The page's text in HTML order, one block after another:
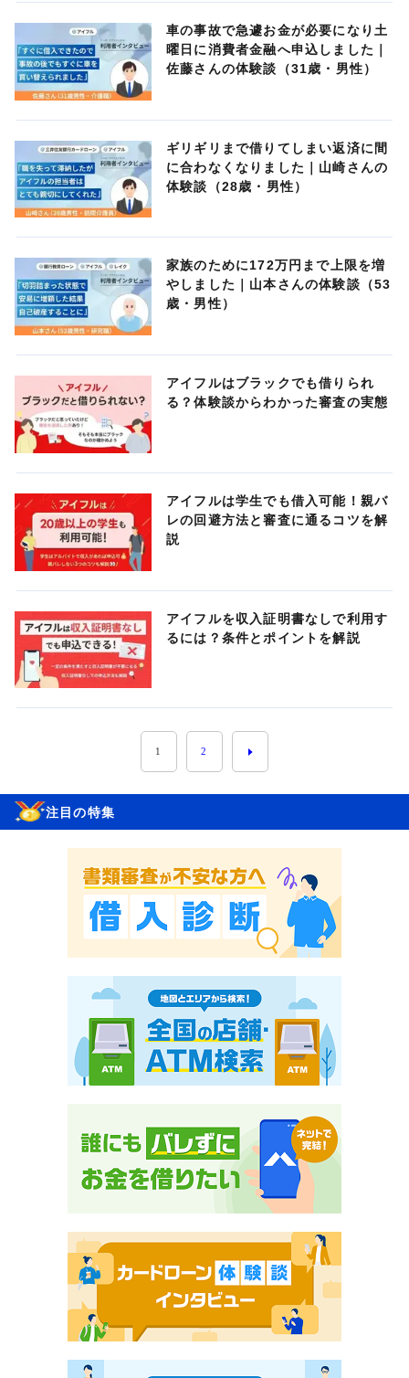
車の事故で急遽お金が必要になり土
曜日に消費者金融へ申込しました｜
佐藤さんの体験談（31歳・男性）
ギリギリまで借りてしまい返済に間
に合わなくなりました｜山崎さんの
体験談（28歳・男性）
家族のために172万円まで上限を増
やしました｜山本さんの体験談（53
歳・男性）
アイフルはブラックでも借りられ
る？体験談からわかった審査の実態
アイフルは学生でも借入可能！親バ
レの回避方法と審査に通るコツを解
説
アイフルを収入証明書なしで利用す
るには？条件とポイントを解説
1 2
注目の特集